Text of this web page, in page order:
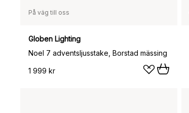
På väg till oss
Globen Lighting
Noel 7 adventsljusstake, Borstad mässing
1 999 kr